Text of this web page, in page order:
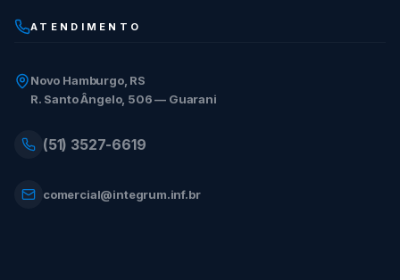
ATENDIMENTO
Novo Hamburgo, RS
R. Santo Ângelo, 506 — Guarani
(51) 3527-6619
comercial@integrum.inf.br